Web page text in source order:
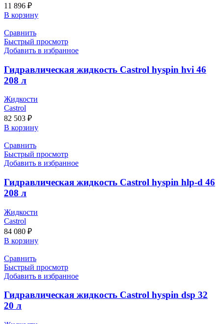
11 896 ₽
В корзину
Сравнить
Быстрый просмотр
Добавить в избранное
Гидравлическая жидкость Castrol hyspin hvi 46
208 л
Жидкости
Castrol
82 503 ₽
В корзину
Сравнить
Быстрый просмотр
Добавить в избранное
Гидравлическая жидкость Castrol hyspin hlp-d 46
208 л
Жидкости
Castrol
84 080 ₽
В корзину
Сравнить
Быстрый просмотр
Добавить в избранное
Гидравлическая жидкость Castrol hyspin dsp 32
20 л